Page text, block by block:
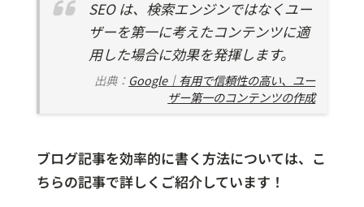
SEO は、検索エンジンではなくユー
ザーを第一に考えたコンテンツに適
用した場合に効果を発揮します。
出典： Google｜有用で信頼性の高い、ユー
ザー第一のコンテンツの作成
ブログ記事を効率的に書く方法については、こ
ちらの記事で詳しくご紹介しています！